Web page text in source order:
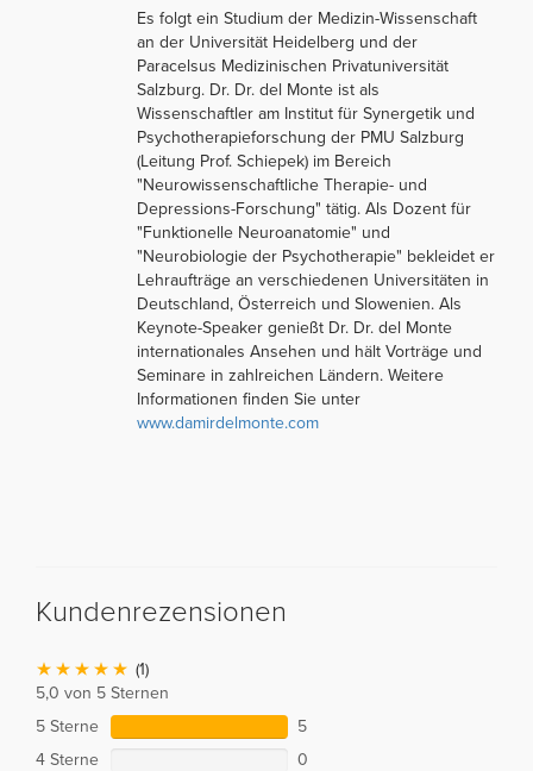
Es folgt ein Studium der Medizin-Wissenschaft
an der Universität Heidelberg und der
Paracelsus Medizinischen Privatuniversität
Salzburg. Dr. Dr. del Monte ist als
Wissenschaftler am Institut für Synergetik und
Psychotherapieforschung der PMU Salzburg
(Leitung Prof. Schiepek) im Bereich
"Neurowissenschaftliche Therapie- und
Depressions-Forschung" tätig. Als Dozent für
"Funktionelle Neuroanatomie" und
"Neurobiologie der Psychotherapie" bekleidet er
Lehraufträge an verschiedenen Universitäten in
Deutschland, Österreich und Slowenien. Als
Keynote-Speaker genießt Dr. Dr. del Monte
internationales Ansehen und hält Vorträge und
Seminare in zahlreichen Ländern. Weitere
Informationen finden Sie unter
www.damirdelmonte.com
Kundenrezensionen
(1)
5,0 von 5 Sternen
5 Sterne
5
4 Sterne
0